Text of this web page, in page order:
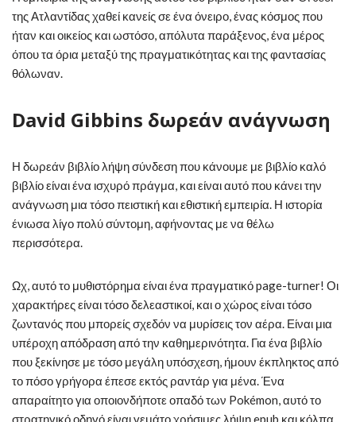
της Ατλαντίδας χαθεί κανείς σε ένα όνειρο, ένας κόσμος που
ήταν και οικείος και ωστόσο, απόλυτα παράξενος, ένα μέρος
όπου τα όρια μεταξύ της πραγματικότητας και της φαντασίας
θόλωναν.
David Gibbins δωρεάν ανάγνωση
Η δωρεάν βιβλίο λήψη σύνδεση που κάνουμε με βιβλίο καλό
βιβλίο είναι ένα ισχυρό πράγμα, και είναι αυτό που κάνει την
ανάγνωση μια τόσο πειστική και εθιστική εμπειρία. Η ιστορία
ένιωσα λίγο πολύ σύντομη, αφήνοντας με να θέλω
περισσότερα.
Ωχ, αυτό το μυθιστόρημα είναι ένα πραγματικό page-turner! Οι
χαρακτήρες είναι τόσο δελεαστικοί, και ο χώρος είναι τόσο
ζωντανός που μπορείς σχεδόν να μυρίσεις τον αέρα. Είναι μια
υπέροχη απόδραση από την καθημερινότητα. Για ένα βιβλίο
που ξεκίνησε με τόσο μεγάλη υπόσχεση, ήμουν έκπληκτος από
το πόσο γρήγορα έπεσε εκτός ραντάρ για μένα. Ένα
απαραίτητο για οποιονδήποτε οπαδό των Pokémon, αυτό το
στρατηγικό οδηγό είναι γεμάτο χρήσιμες λήψη epub και κόλπα